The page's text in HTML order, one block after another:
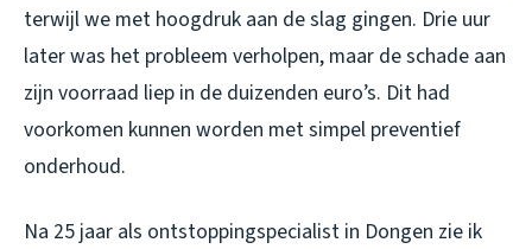
terwijl we met hoogdruk aan de slag gingen. Drie uur
later was het probleem verholpen, maar de schade aan
zijn voorraad liep in de duizenden euro’s. Dit had
voorkomen kunnen worden met simpel preventief
onderhoud.
Na 25 jaar als ontstoppingspecialist in Dongen zie ik